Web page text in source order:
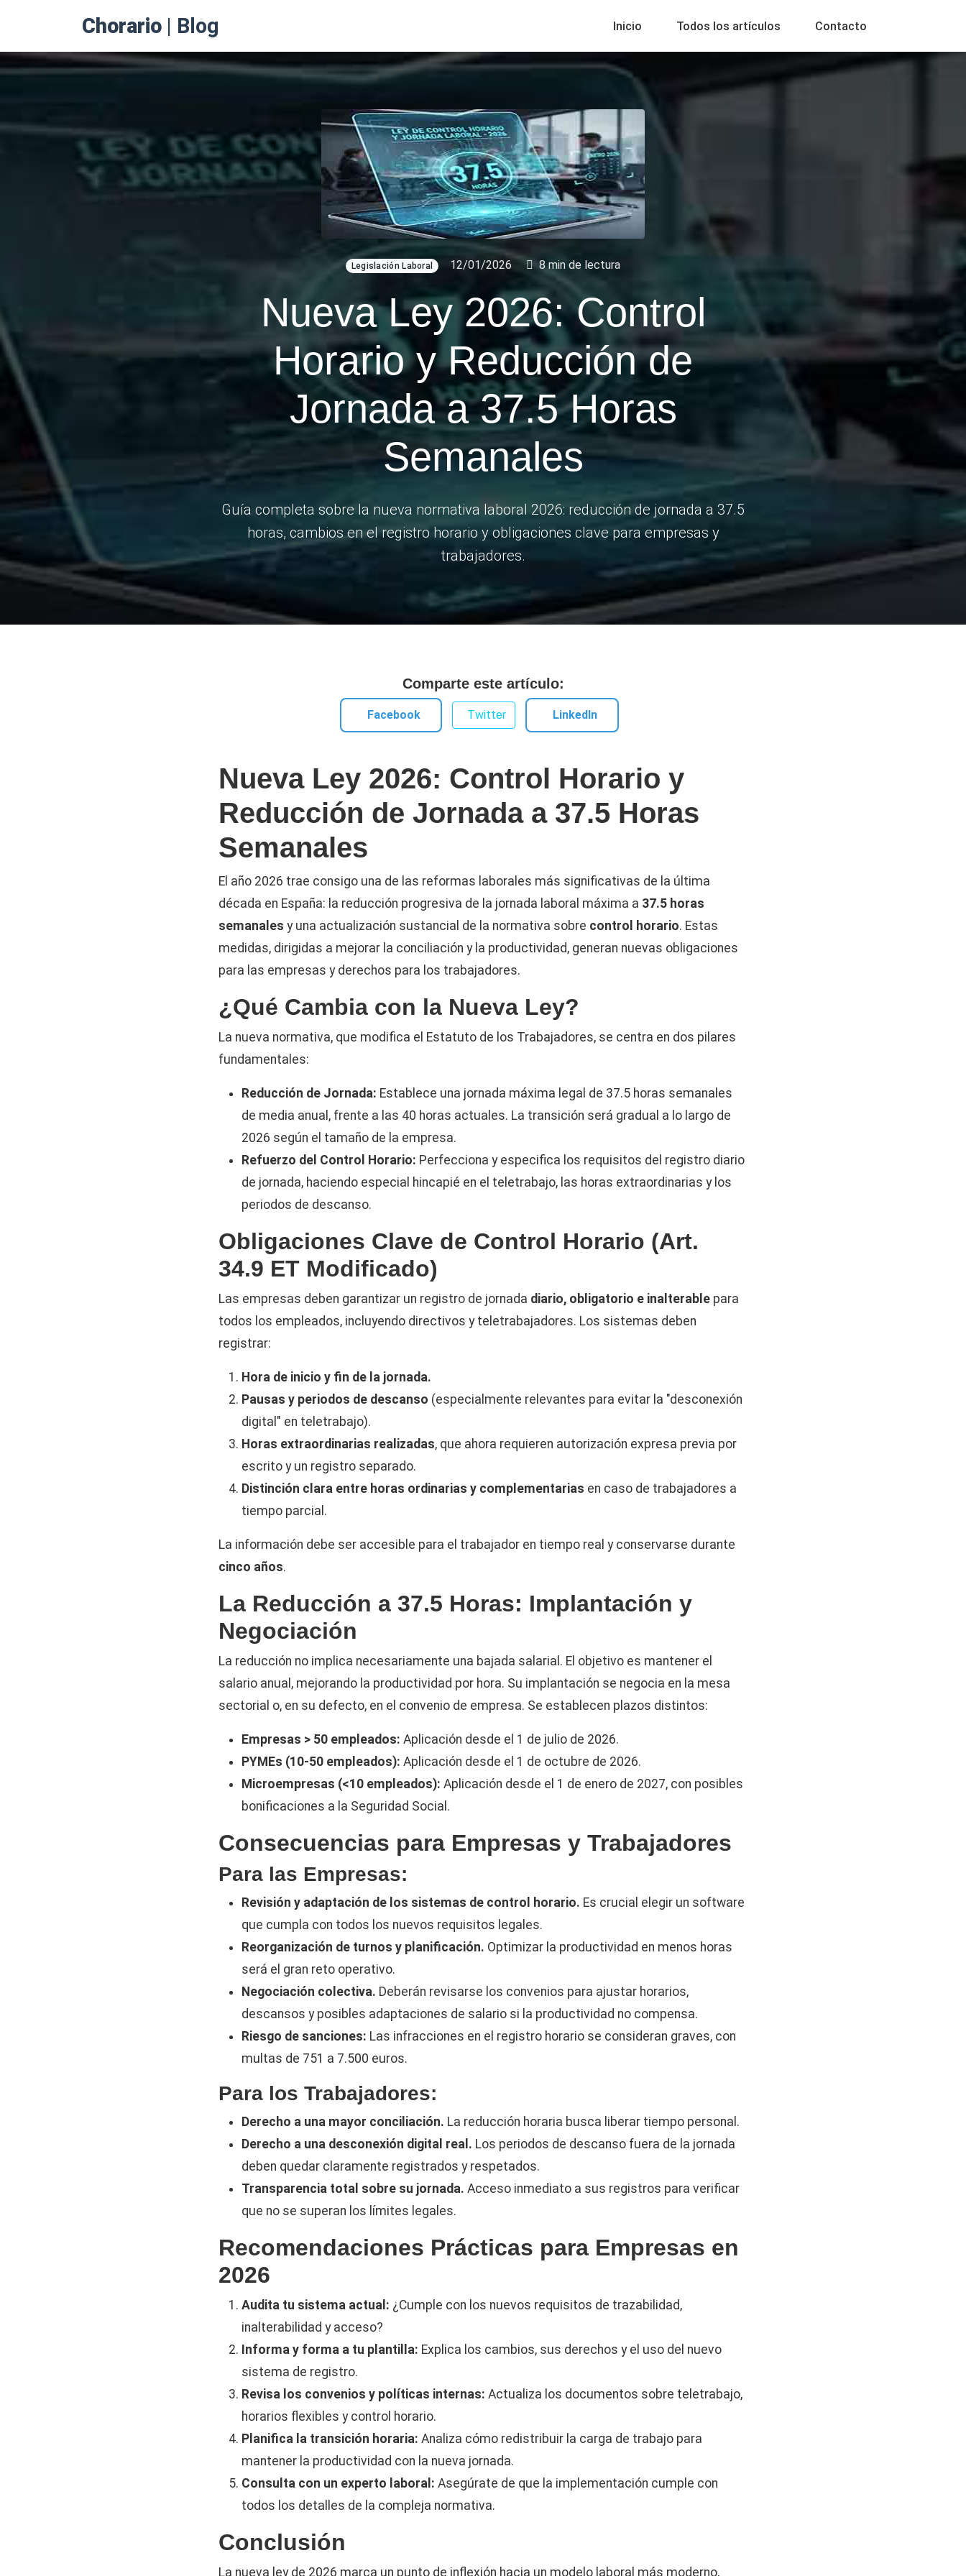
Chorario | Blog Inicio Todos los artículos Contacto
Legislación Laboral 12/01/2026 8 min de lectura
Nueva Ley 2026: Control
Horario y Reducción de
Jornada a 37.5 Horas
Semanales
Guía completa sobre la nueva normativa laboral 2026: reducción de jornada a 37.5
horas, cambios en el registro horario y obligaciones clave para empresas y
trabajadores.
Comparte este artículo:
Facebook Twitter LinkedIn
Nueva Ley 2026: Control Horario y
Reducción de Jornada a 37.5 Horas
Semanales
El año 2026 trae consigo una de las reformas laborales más significativas de la última
década en España: la reducción progresiva de la jornada laboral máxima a 37.5 horas
semanales y una actualización sustancial de la normativa sobre control horario. Estas
medidas, dirigidas a mejorar la conciliación y la productividad, generan nuevas obligaciones
para las empresas y derechos para los trabajadores.
¿Qué Cambia con la Nueva Ley?
La nueva normativa, que modifica el Estatuto de los Trabajadores, se centra en dos pilares
fundamentales:
Reducción de Jornada: Establece una jornada máxima legal de 37.5 horas semanales
de media anual, frente a las 40 horas actuales. La transición será gradual a lo largo de
2026 según el tamaño de la empresa.
Refuerzo del Control Horario: Perfecciona y especifica los requisitos del registro diario
de jornada, haciendo especial hincapié en el teletrabajo, las horas extraordinarias y los
periodos de descanso.
Obligaciones Clave de Control Horario (Art.
34.9 ET Modificado)
Las empresas deben garantizar un registro de jornada diario, obligatorio e inalterable para
todos los empleados, incluyendo directivos y teletrabajadores. Los sistemas deben
registrar:
Hora de inicio y fin de la jornada.
Pausas y periodos de descanso (especialmente relevantes para evitar la "desconexión
digital" en teletrabajo).
Horas extraordinarias realizadas, que ahora requieren autorización expresa previa por
escrito y un registro separado.
Distinción clara entre horas ordinarias y complementarias en caso de trabajadores a
tiempo parcial.
La información debe ser accesible para el trabajador en tiempo real y conservarse durante
cinco años.
La Reducción a 37.5 Horas: Implantación y
Negociación
La reducción no implica necesariamente una bajada salarial. El objetivo es mantener el
salario anual, mejorando la productividad por hora. Su implantación se negocia en la mesa
sectorial o, en su defecto, en el convenio de empresa. Se establecen plazos distintos:
Empresas > 50 empleados: Aplicación desde el 1 de julio de 2026.
PYMEs (10-50 empleados): Aplicación desde el 1 de octubre de 2026.
Microempresas (<10 empleados): Aplicación desde el 1 de enero de 2027, con posibles
bonificaciones a la Seguridad Social.
Consecuencias para Empresas y Trabajadores
Para las Empresas:
Revisión y adaptación de los sistemas de control horario. Es crucial elegir un software
que cumpla con todos los nuevos requisitos legales.
Reorganización de turnos y planificación. Optimizar la productividad en menos horas
será el gran reto operativo.
Negociación colectiva. Deberán revisarse los convenios para ajustar horarios,
descansos y posibles adaptaciones de salario si la productividad no compensa.
Riesgo de sanciones: Las infracciones en el registro horario se consideran graves, con
multas de 751 a 7.500 euros.
Para los Trabajadores:
Derecho a una mayor conciliación. La reducción horaria busca liberar tiempo personal.
Derecho a una desconexión digital real. Los periodos de descanso fuera de la jornada
deben quedar claramente registrados y respetados.
Transparencia total sobre su jornada. Acceso inmediato a sus registros para verificar
que no se superan los límites legales.
Recomendaciones Prácticas para Empresas en
2026
Audita tu sistema actual: ¿Cumple con los nuevos requisitos de trazabilidad,
inalterabilidad y acceso?
Informa y forma a tu plantilla: Explica los cambios, sus derechos y el uso del nuevo
sistema de registro.
Revisa los convenios y políticas internas: Actualiza los documentos sobre teletrabajo,
horarios flexibles y control horario.
Planifica la transición horaria: Analiza cómo redistribuir la carga de trabajo para
mantener la productividad con la nueva jornada.
Consulta con un experto laboral: Asegúrate de que la implementación cumple con
todos los detalles de la compleja normativa.
Conclusión
La nueva ley de 2026 marca un punto de inflexión hacia un modelo laboral más moderno,